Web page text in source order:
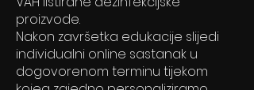
proizvode.
Nakon završetka edukacije slijedi
individualni online sastanak u
dogovorenom terminu tijekom